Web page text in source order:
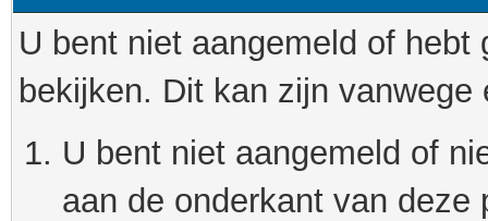
U bent niet aangemeld of
bekijken. Dit kan zijn
U bent niet aangemeld of
aan de onderkant van